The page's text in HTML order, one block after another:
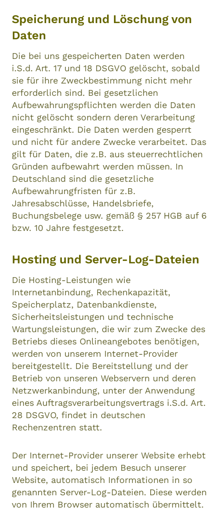
Speicherung und Löschung von
Daten
Die bei uns gespeicherten Daten werden
i.S.d. Art. 17 und 18 DSGVO gelöscht, sobald
sie für ihre Zweckbestimmung nicht mehr
erforderlich sind. Bei gesetzlichen
Aufbewahrungspflichten werden die Daten
nicht gelöscht sondern deren Verarbeitung
eingeschränkt. Die Daten werden gesperrt
und nicht für andere Zwecke verarbeitet. Das
gilt für Daten, die z.B. aus steuerrechtlichen
Gründen aufbewahrt werden müssen. In
Deutschland sind die gesetzliche
Aufbewahrungfristen für z.B.
Jahresabschlüsse, Handelsbriefe,
Buchungsbelege usw. gemäß § 257 HGB auf 6
bzw. 10 Jahre festgesetzt.
Hosting und Server-Log-Dateien
Die Hosting-Leistungen wie
Internetanbindung, Rechenkapazität,
Speicherplatz, Datenbankdienste,
Sicherheitsleistungen und technische
Wartungsleistungen, die wir zum Zwecke des
Betriebs dieses Onlineangebotes benötigen,
werden von unserem Internet-Provider
bereitgestellt. Die Bereitstellung und der
Betrieb von unseren Webservern und deren
Netzwerkanbindung, unter der Anwendung
eines Auftragsverarbeitungsvertrags i.S.d. Art.
28 DSGVO, findet in deutschen
Rechenzentren statt.
Der Internet-Provider unserer Website erhebt
und speichert, bei jedem Besuch unserer
Website, automatisch Informationen in so
genannten Server-Log-Dateien. Diese werden
von Ihrem Browser automatisch übermittelt.